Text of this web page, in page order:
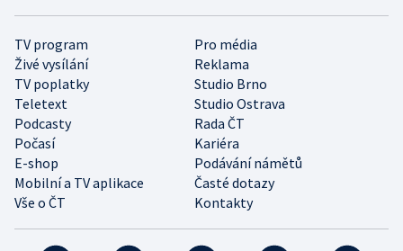
TV program
Pro média
Živé vysílání
Reklama
TV poplatky
Studio Brno
Teletext
Studio Ostrava
Podcasty
Rada ČT
Počasí
Kariéra
E-shop
Podávání námětů
Mobilní a TV aplikace
Časté dotazy
Vše o ČT
Kontakty